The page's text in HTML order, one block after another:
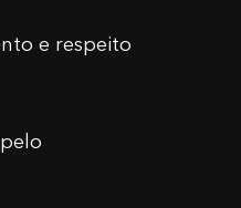
e respeito